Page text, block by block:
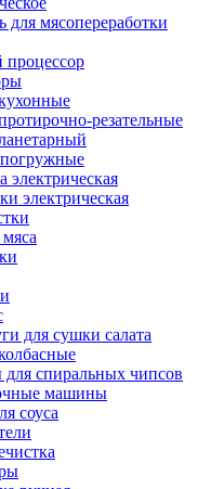
для мясопереработки
резательные
электрическая
электрическая
для сушки салата
спиральных чипсов
машины
соуса